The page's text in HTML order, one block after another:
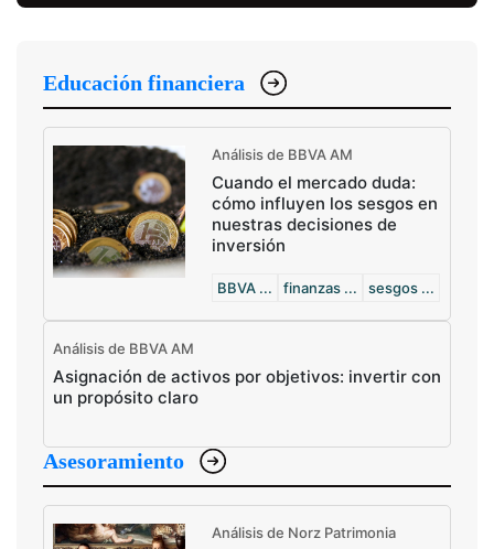
Educación financiera
Análisis de BBVA AM
Cuando el mercado duda:
cómo influyen los sesgos en
nuestras decisiones de
inversión
BBVA ... finanzas ... sesgos ...
Análisis de BBVA AM
Asignación de activos por objetivos: invertir con
un propósito claro
Asesoramiento
Análisis de Norz Patrimonia